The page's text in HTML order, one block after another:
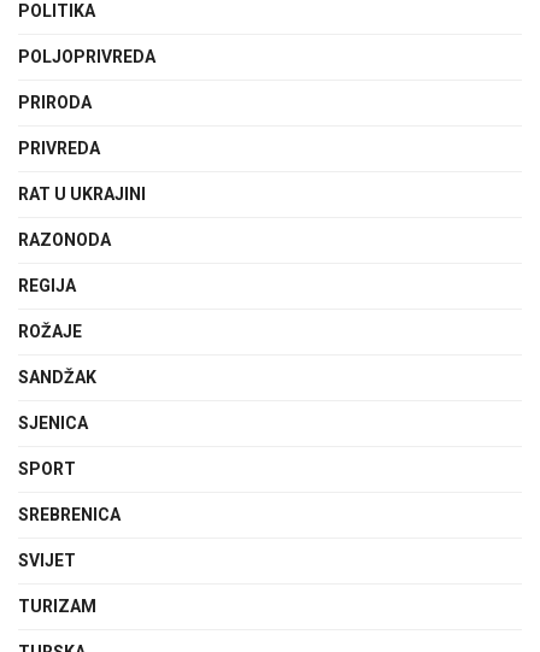
POLITIKA
POLJOPRIVREDA
PRIRODA
PRIVREDA
RAT U UKRAJINI
RAZONODA
REGIJA
ROŽAJE
SANDŽAK
SJENICA
SPORT
SREBRENICA
SVIJET
TURIZAM